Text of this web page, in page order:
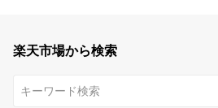
楽天市場から検索